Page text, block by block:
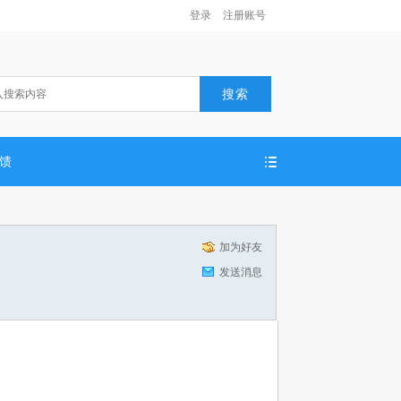
注册账号
登录
搜索
加为好友
发送消息